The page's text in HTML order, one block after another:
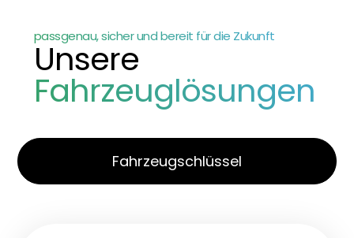
passgenau, sicher und bereit für die Zukunft
Unsere
Fahrzeuglösungen
Fahrzeugschlüssel